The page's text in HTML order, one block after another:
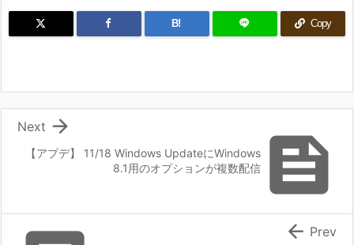
B! Copy

【アプデ】 11/18 Windows UpdateにWindows
8.1用のオプションが複数配信

Next
 Prev